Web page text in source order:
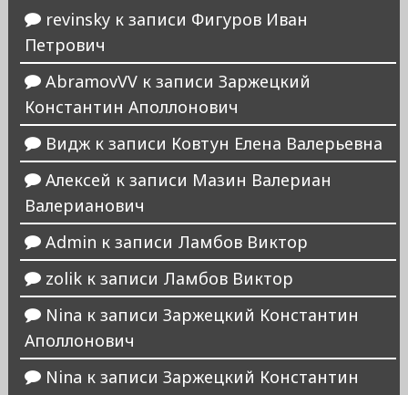
revinskyк записи Фигуров Иван
Петрович
AbramovVVк записи Заржецкий
Константин Аполлонович
Виджк записи Ковтун Елена Валерьевна
Алексей к записи Мазин Валериан
Валерианович
Admin к записи Ламбов Виктор
zolikк записи Ламбов Виктор
Nina к записи Заржецкий Константин
Аполлонович
Nina к записи Заржецкий Константин